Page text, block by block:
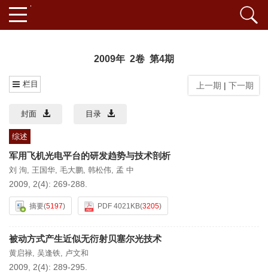
2009年 2卷 第4期
栏目 上一期 | 下一期
封面 目录
综述
军用飞机光电平台的研发趋势与技术剖析
刘 洵, 王国华, 毛大鹏, 韩松伟, 孟 中
2009, 2(4): 269-288.
摘要(5197) PDF 4021KB(3205)
被动方式产生近似无衍射贝塞尔光技术
黄启禄, 吴逢铁, 卢文和
2009, 2(4): 289-295.